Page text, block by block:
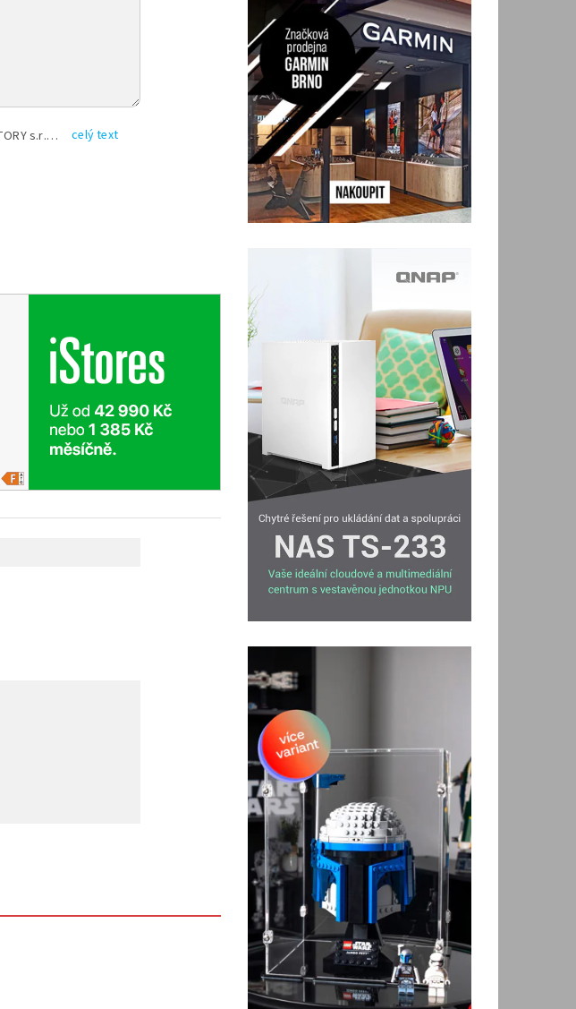
Vyplněním shora uvedených údajů beru na vědomí, že společnost TEXT FACTORY s.r.o., sídlem Brno, Durďákova 336/29, Černá Pole, PSČ: 613 00, IČ: 06157831, zapsané u Krajského soudu v Brně, oddíl C, vložka 100399, bude zpracovávat mé osobní údaje uvedené v rámci mnou vyplněného registračního formuláře na základě oprávněných zájmů TEXT FACTORY s.r.o. dle čl. 6 odst. 1 písm. f) GDPR a pro splnění právních povinností (čl. 6 odst. 1 písm. c) GDPR), a to pro tyto účely: nezbytnost zajistit oprávnění návštěvníka webových stránek provozovaných společností TEXT FACTORY s.r.o. přispívat aktivně ke zveřejněným článkům nebo v rámci diskusních fór a výkon práv TEXT FACTORY s.r.o. jako administrátora těchto diskusních fór. Více informací o zpracování osobních údajů a právech lze nalézt v celý text